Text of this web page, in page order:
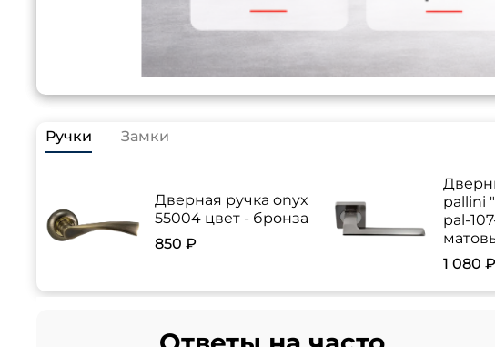
Ручки Замки
Дверная ручка onyx
55004 цвет - бронза
850 ₽
pallini
pal-
1 080 ₽